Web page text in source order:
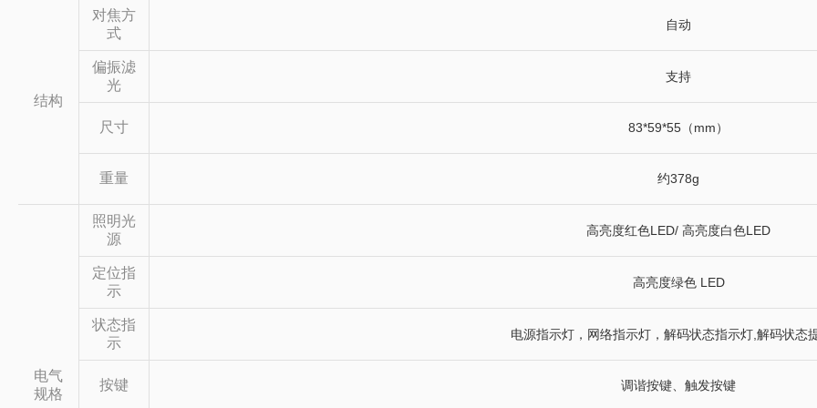
结构
对焦方
式
自动
偏振滤
光
支持
尺寸 83*59*55（mm）
重量 约378g
电气
规格
照明光
源
高亮度红色LED/ 高亮度白色LED
定位指
示
高亮度绿色 LED
状态指
示
电源指示灯，网络指示灯，解码状态指示灯,解码状态
按键 调谐按键、触发按键